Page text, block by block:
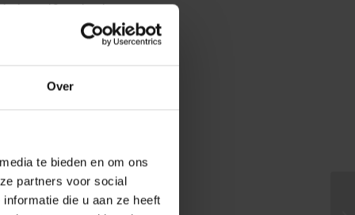
Over
te bieden en om ons
partners voor social
die u aan ze heeft
jezelf te halen.
op afstemmen.
van..
handen.